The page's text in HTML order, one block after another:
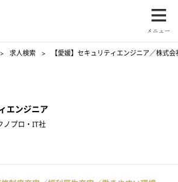
求人検索 【愛媛】セキュリティエンジニア／株式
エンジニア
ノプロ・IT社